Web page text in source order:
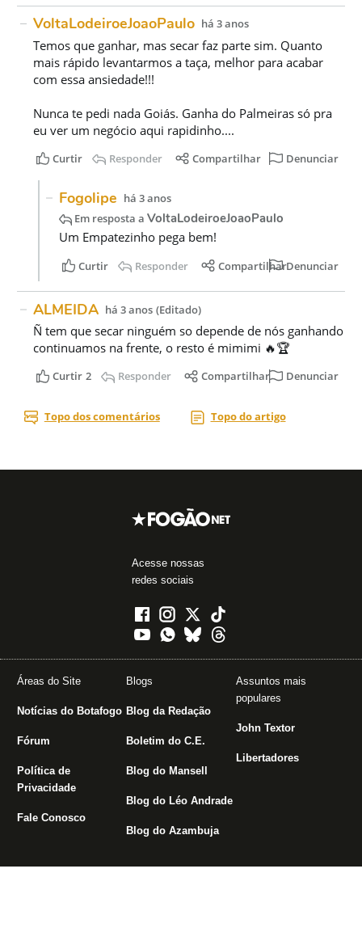
Acesse nossas
redes sociais
Áreas do Site
Notícias do Botafogo
Fórum
Política de
Privacidade
Fale Conosco
Blogs
Blog da Redação
Boletim do C.E.
Blog do Mansell
Blog do Léo Andrade
Blog do Azambuja
Assuntos mais
populares
John Textor
Libertadores